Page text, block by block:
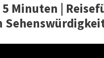
Minuten |